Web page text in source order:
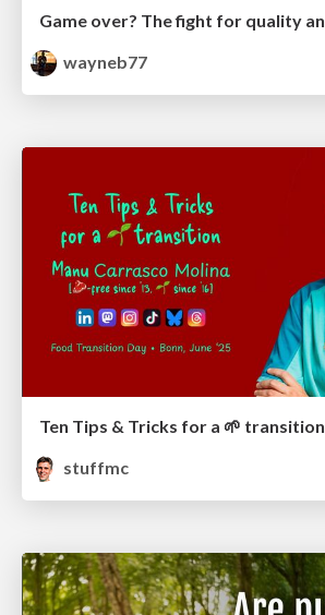
wayneb77
Ten Tips & Tricks for a 🌱 transition
stuffmc